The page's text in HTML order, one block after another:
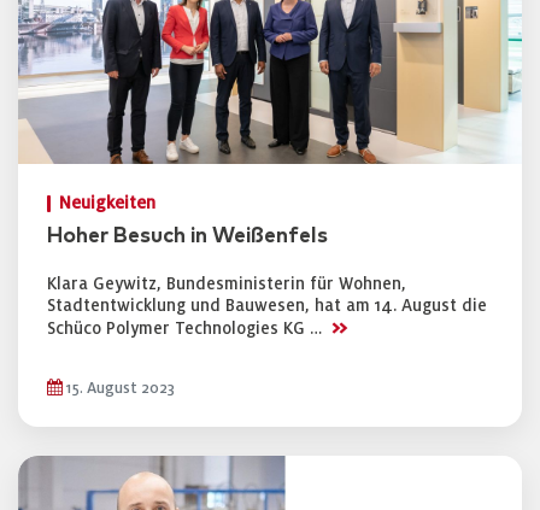
Neuigkeiten
Hoher Besuch in Weißenfels
Klara Geywitz, Bundesministerin für Wohnen,
Stadtentwicklung und Bauwesen, hat am 14. August die
Schüco Polymer Technologies KG … >>
15. August 2023